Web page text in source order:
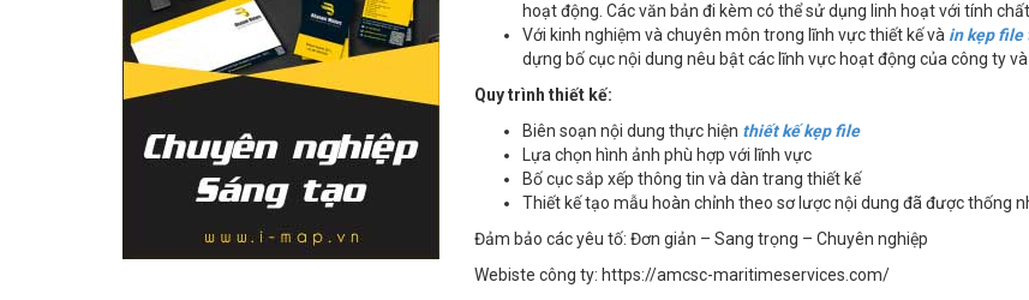
hoạt động. Các văn bản đi kèm có thể sử dụng linh hoạt với tính
Với kinh nghiệm và chuyên môn trong lĩnh vực thiết kế và in kẹp file
dựng bố cục nội dung nêu bật các lĩnh vực hoạt động của công ty
Quy trình thiết kế:
Biên soạn nội dung thực hiện thiết kế kẹp file
Lựa chọn hình ảnh phù hợp với lĩnh vực
Bố cục sắp xếp thông tin và dàn trang thiết kế
Thiết kế tạo mẫu hoàn chỉnh theo sơ lược nội dung đã được thống
Đảm bảo các yêu tố: Đơn giản – Sang trọng – Chuyên nghiệp
Webiste công ty: https://amcsc-maritimeservices.com/